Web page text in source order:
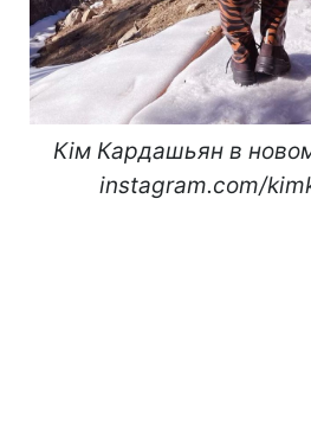
Кім Кардашьян в
instagram.com/